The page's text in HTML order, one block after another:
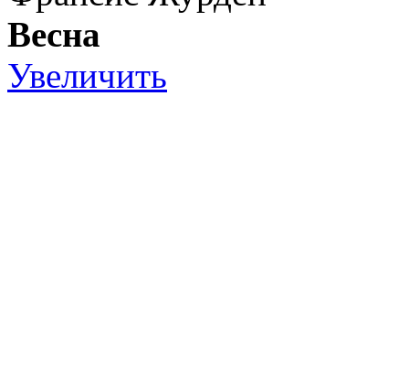
Весна
Увеличить